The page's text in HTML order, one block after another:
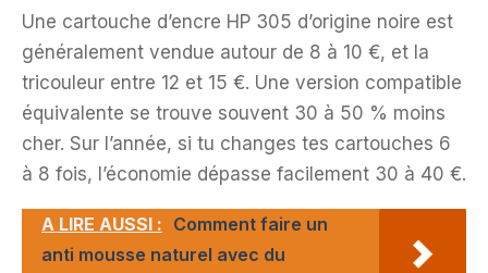
Une cartouche d’encre HP 305 d’origine noire est
généralement vendue autour de 8 à 10 €, et la
tricouleur entre 12 et 15 €. Une version compatible
équivalente se trouve souvent 30 à 50 % moins
cher. Sur l’année, si tu changes tes cartouches 6
à 8 fois, l’économie dépasse facilement 30 à 40 €.
A LIRE AUSSI : Comment faire un
anti mousse naturel avec du